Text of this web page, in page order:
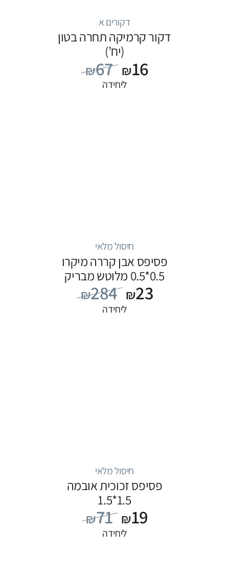
דקורים א
דקור קרמיקה תחרה בטון
(יח’)
₪67 ₪16
ליחידה
חיסול מלאי
פסיפס אבן קררה מיקרו
0.5*0.5 מלוטש מבריק
₪284 ₪23
ליחידה
חיסול מלאי
פסיפס זכוכית אובמה
1.5*1.5
₪71 ₪19
ליחידה